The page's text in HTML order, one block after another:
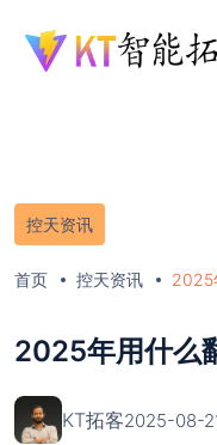
控天资讯
首页 控天资讯 2025
2025年用什么
KT拓客2025-08-